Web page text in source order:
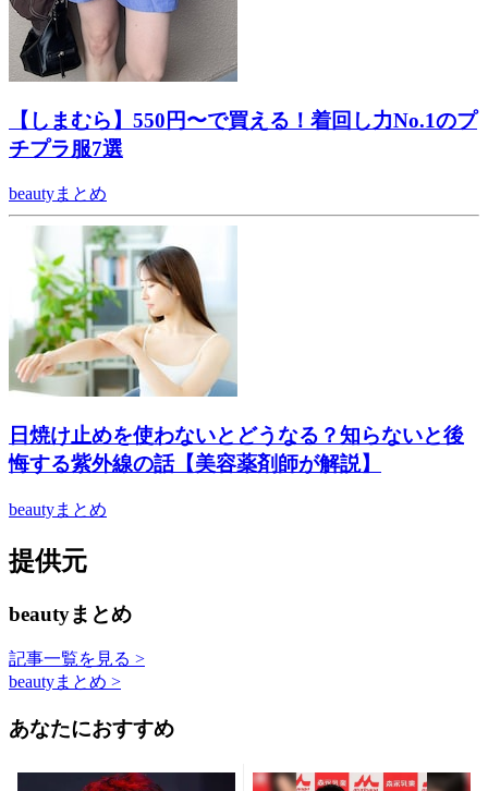
【しまむら】550円〜で買える！着回し力No.1のプ
チプラ服7選
beautyまとめ
日焼け止めを使わないとどうなる？知らないと後
悔する紫外線の話【美容薬剤師が解説】
beautyまとめ
提供元
beautyまとめ
記事一覧を見る >
beautyまとめ >
あなたにおすすめ